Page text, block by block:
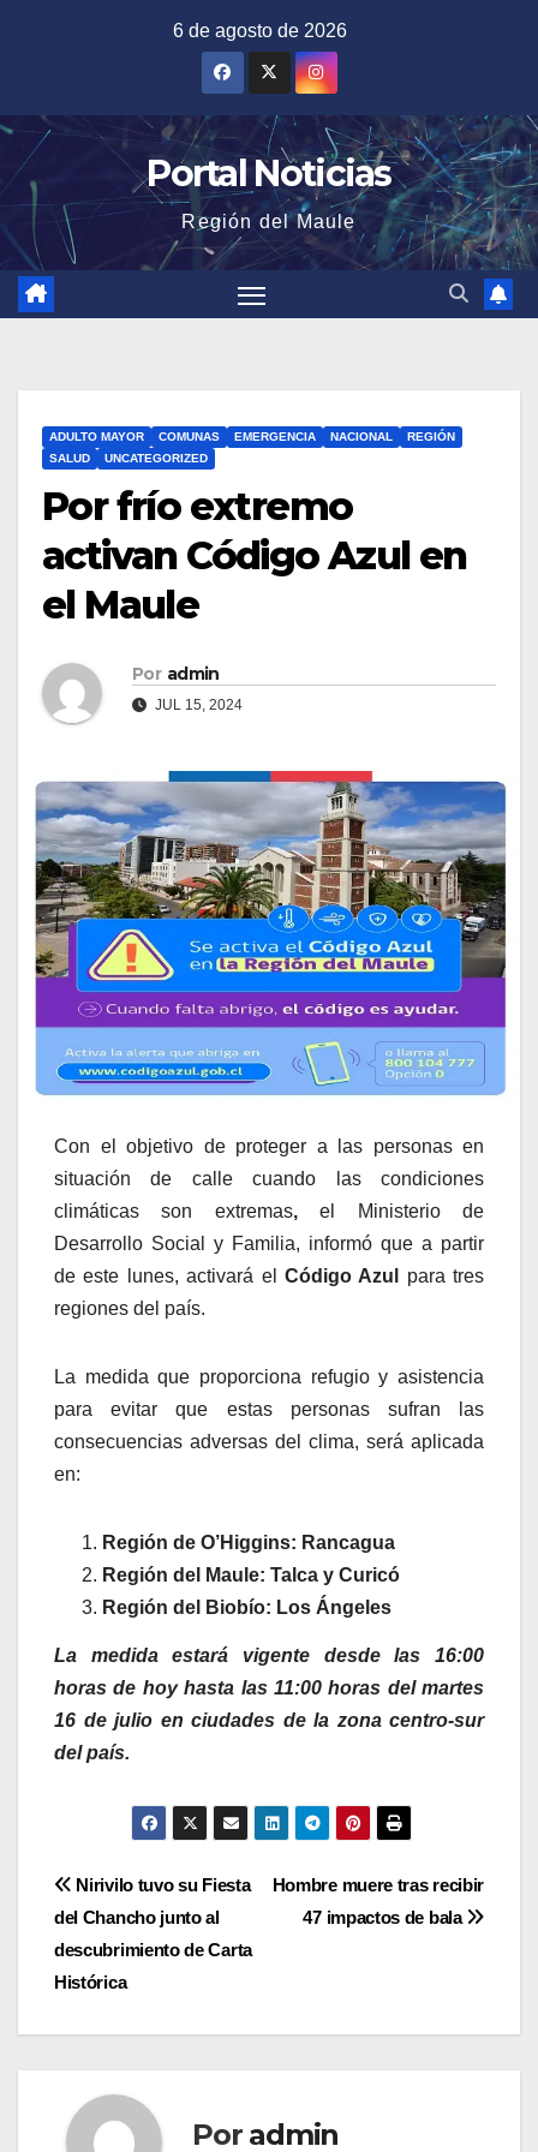
6 de agosto de 2026
Portal Noticias
Región del Maule
ADULTO MAYOR COMUNAS EMERGENCIA NACIONAL
REGIÓN
SALUD
UNCATEGORIZED
Por frío extremo
activan Código Azul en
el Maule
Por admin
JUL 15, 2024
Con el objetivo de proteger a las personas en
situación de calle cuando las condiciones
climáticas son extremas,el
Ministerio de
Desarrollo Social y Familia, informó que a partir
de este lunes, activará el Código Azul para tres
regiones del país.
La medida que proporciona refugio y asistencia
para evitar que estas personas sufran las
consecuencias adversas del clima, será aplicada
en:
Región de O’Higgins: Rancagua
Región del Maule: Talca y Curicó
Región del Biobío: Los Ángeles
La medida estará vigente desde las 16:00
horas de hoy hasta las 11:00 horas del martes
16 de julio en ciudades de la zona centro-sur
del país.
Navegación
de
entradas
Hombre muere tras recibir
47 impactos de bala
Nirivilo tuvo su Fiesta
del Chancho junto al
descubrimiento de Carta
Histórica
Por admin